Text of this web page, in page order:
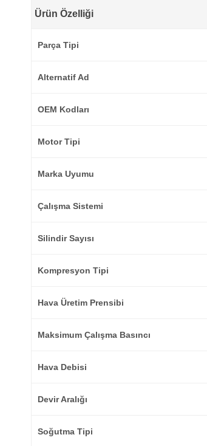
Ürün Özelliği
Parça Tipi
Alternatif Ad
OEM Kodları
Motor Tipi
Marka Uyumu
Çalışma Sistemi
Silindir Sayısı
Kompresyon Tipi
Hava Üretim Prensibi
Maksimum Çalışma Basıncı
Hava Debisi
Devir Aralığı
Soğutma Tipi